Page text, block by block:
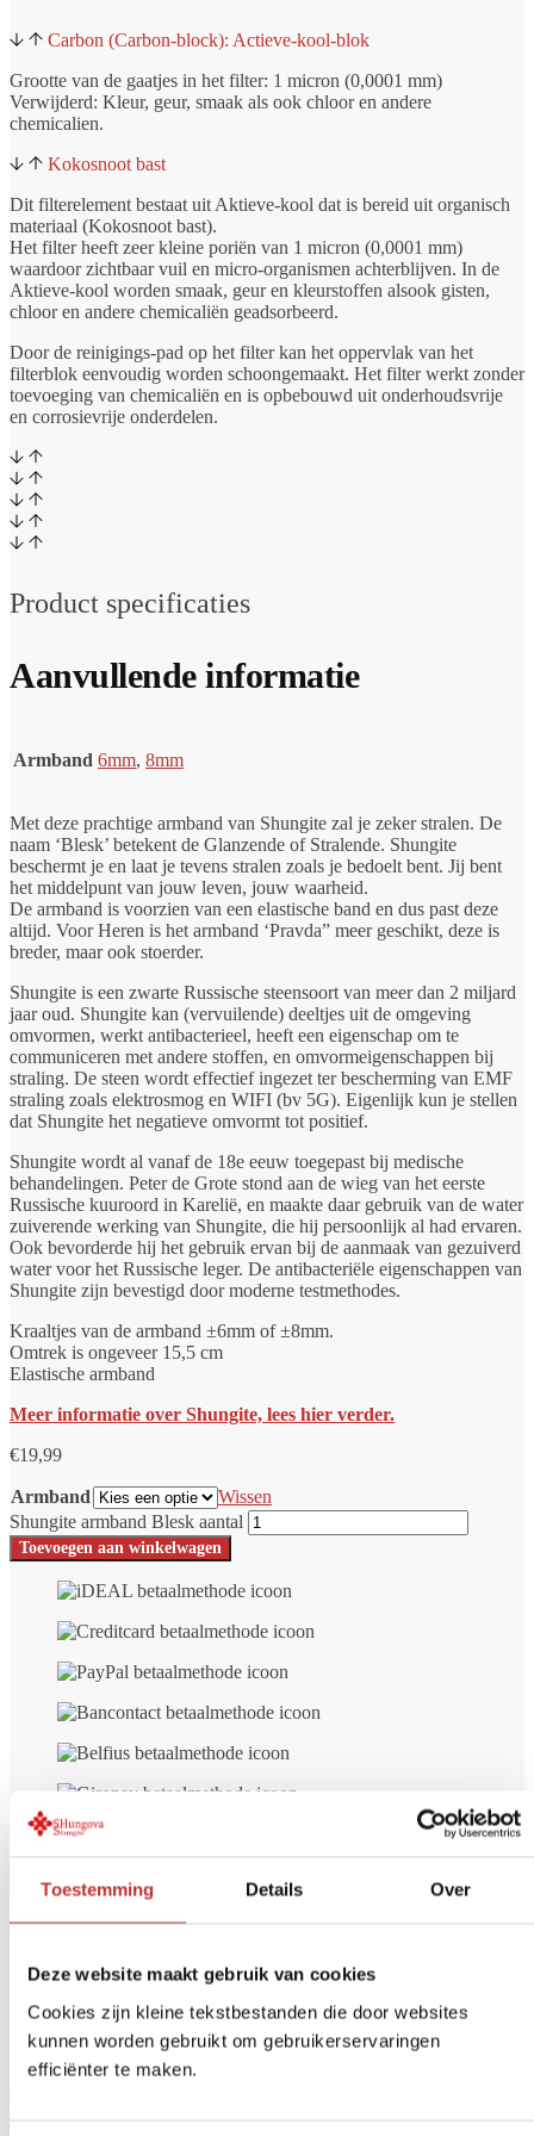
Toestemming Details Over
Deze website maakt gebruik van cookies
Cookies zijn kleine tekstbestanden die door websites
kunnen worden gebruikt om gebruikerservaringen
efficiënter te maken.
Carbon (Carbon-block): Actieve-kool-blok
Grootte van de gaatjes in het filter: 1 micron (0,0001 mm)
Verwijderd: Kleur, geur, smaak als ook chloor en andere
chemicalien.
Kokosnoot bast
Dit filterelement bestaat uit Aktieve-kool dat is bereid uit organisch
materiaal (Kokosnoot bast).
Het filter heeft zeer kleine poriën van 1 micron (0,0001 mm)
waardoor zichtbaar vuil en micro-organismen achterblijven. In de
Aktieve-kool worden smaak, geur en kleurstoffen alsook gisten,
chloor en andere chemicaliën geadsorbeerd.
Door de reinigings-pad op het filter kan het oppervlak van het
filterblok eenvoudig worden schoongemaakt. Het filter werkt zonder
toevoeging van chemicaliën en is opbebouwd uit onderhoudsvrije
en corrosievrije onderdelen.
Product specificaties
Aanvullende informatie
Armband 6mm, 8mm
Met deze prachtige armband van Shungite zal je zeker stralen. De
naam ‘Blesk’ betekent de Glanzende of Stralende. Shungite
beschermt je en laat je tevens stralen zoals je bedoelt bent. Jij bent
het middelpunt van jouw leven, jouw waarheid.
De armband is voorzien van een elastische band en dus past deze
altijd. Voor Heren is het armband ‘Pravda” meer geschikt, deze is
breder, maar ook stoerder.
Shungite is een zwarte Russische steensoort van meer dan 2 miljard
jaar oud. Shungite kan (vervuilende) deeltjes uit de omgeving
omvormen, werkt antibacterieel, heeft een eigenschap om te
communiceren met andere stoffen, en omvormeigenschappen bij
straling. De steen wordt effectief ingezet ter bescherming van EMF
straling zoals elektrosmog en WIFI (bv 5G). Eigenlijk kun je stellen
dat Shungite het negatieve omvormt tot positief.
Shungite wordt al vanaf de 18e eeuw toegepast bij medische
behandelingen. Peter de Grote stond aan de wieg van het eerste
Russische kuuroord in Karelië, en maakte daar gebruik van de water
zuiverende werking van Shungite, die hij persoonlijk al had ervaren.
Ook bevorderde hij het gebruik ervan bij de aanmaak van gezuiverd
water voor het Russische leger. De antibacteriële eigenschappen van
Shungite zijn bevestigd door moderne testmethodes.
Kraaltjes van de armband ±6mm of ±8mm.
Omtrek is ongeveer 15,5 cm
Elastische armband
Meer informatie over Shungite, lees hier verder.
€19,99
Armband
Wissen
Shungite armband Blesk aantal
Toevoegen aan winkelwagen
Veilig betalen iDeal, Creditcard, etc.
Retour Binnen14 dagen